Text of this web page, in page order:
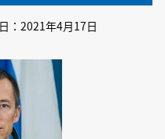
：2021年4月17日